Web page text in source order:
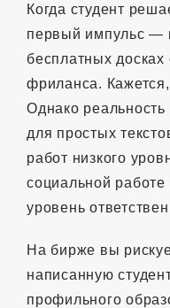
Когда студент
первый импульс —
бесплатных
фриланса.
Однако
для простых
работ низкого
социальной
уровень
На бирже вы
написанную
профильного